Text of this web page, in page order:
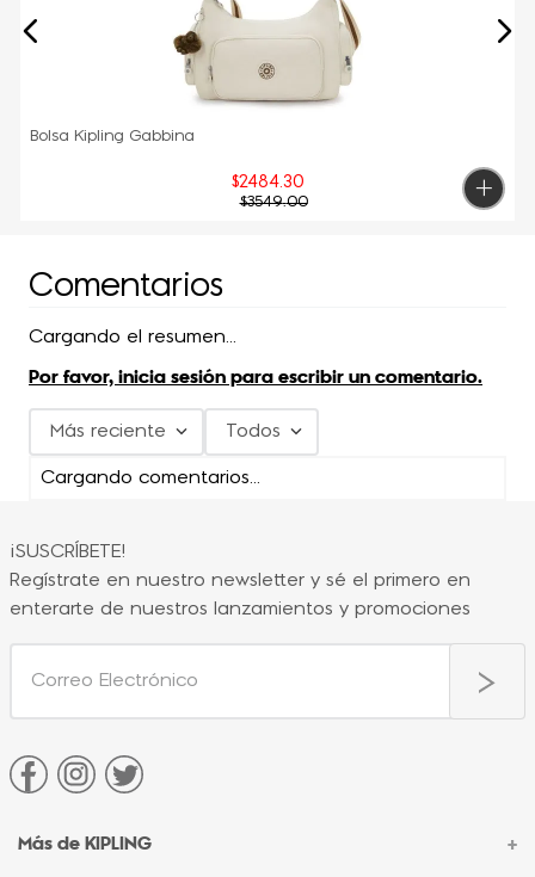
Bolsa Kipling Gabbina
$2484.30
$3549.00
Comentarios
Cargando el resumen…
Por favor, inicia sesión para escribir un comentario.
Más reciente Todos
Cargando comentarios…
¡SUSCRÍBETE!
Regístrate en nuestro newsletter y sé el primero en
enterarte de nuestros lanzamientos y promociones
Más de KIPLING +